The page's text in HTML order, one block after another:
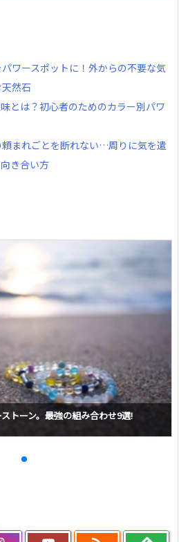
パワースポットに！外からの不要な気
然石
とは？初心者のためのカラー別パワ
頼まれごとを断れない…周りに気を遣
き合い方
トーン。最強の組み合わせ9選!